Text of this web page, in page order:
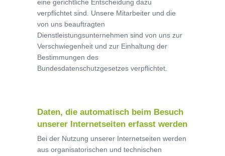
eine gerichtliche Entscheidung dazu
verpflichtet sind. Unsere Mitarbeiter und die
von uns beauftragten
Dienstleistungsunternehmen sind von uns zur
Verschwiegenheit und zur Einhaltung der
Bestimmungen des
Bundesdatenschutzgesetzes verpflichtet.
Daten, die automatisch beim Besuch
unserer Internetseiten erfasst werden
Bei der Nutzung unserer Internetseiten werden
aus organisatorischen und technischen